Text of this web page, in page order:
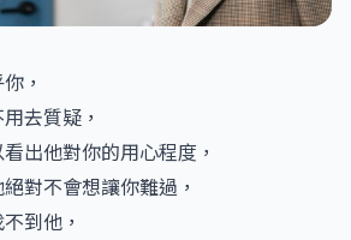
，
去質疑，
出他對你的用心程度，
對不會想讓你難過，
到他，